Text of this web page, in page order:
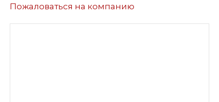
Пожаловаться на компанию